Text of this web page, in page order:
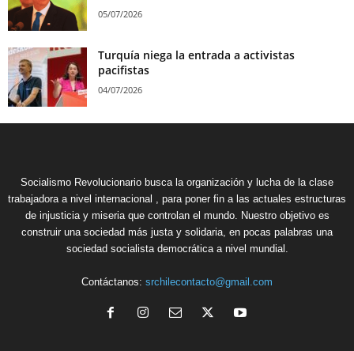
05/07/2026
Turquía niega la entrada a activistas
pacifistas
04/07/2026
Socialismo Revolucionario busca la organización y lucha de la clase
trabajadora a nivel internacional , para poner fin a las actuales estructuras
de injusticia y miseria que controlan el mundo. Nuestro objetivo es
construir una sociedad más justa y solidaria, en pocas palabras una
sociedad socialista democrática a nivel mundial.
Contáctanos: srchilecontacto@gmail.com